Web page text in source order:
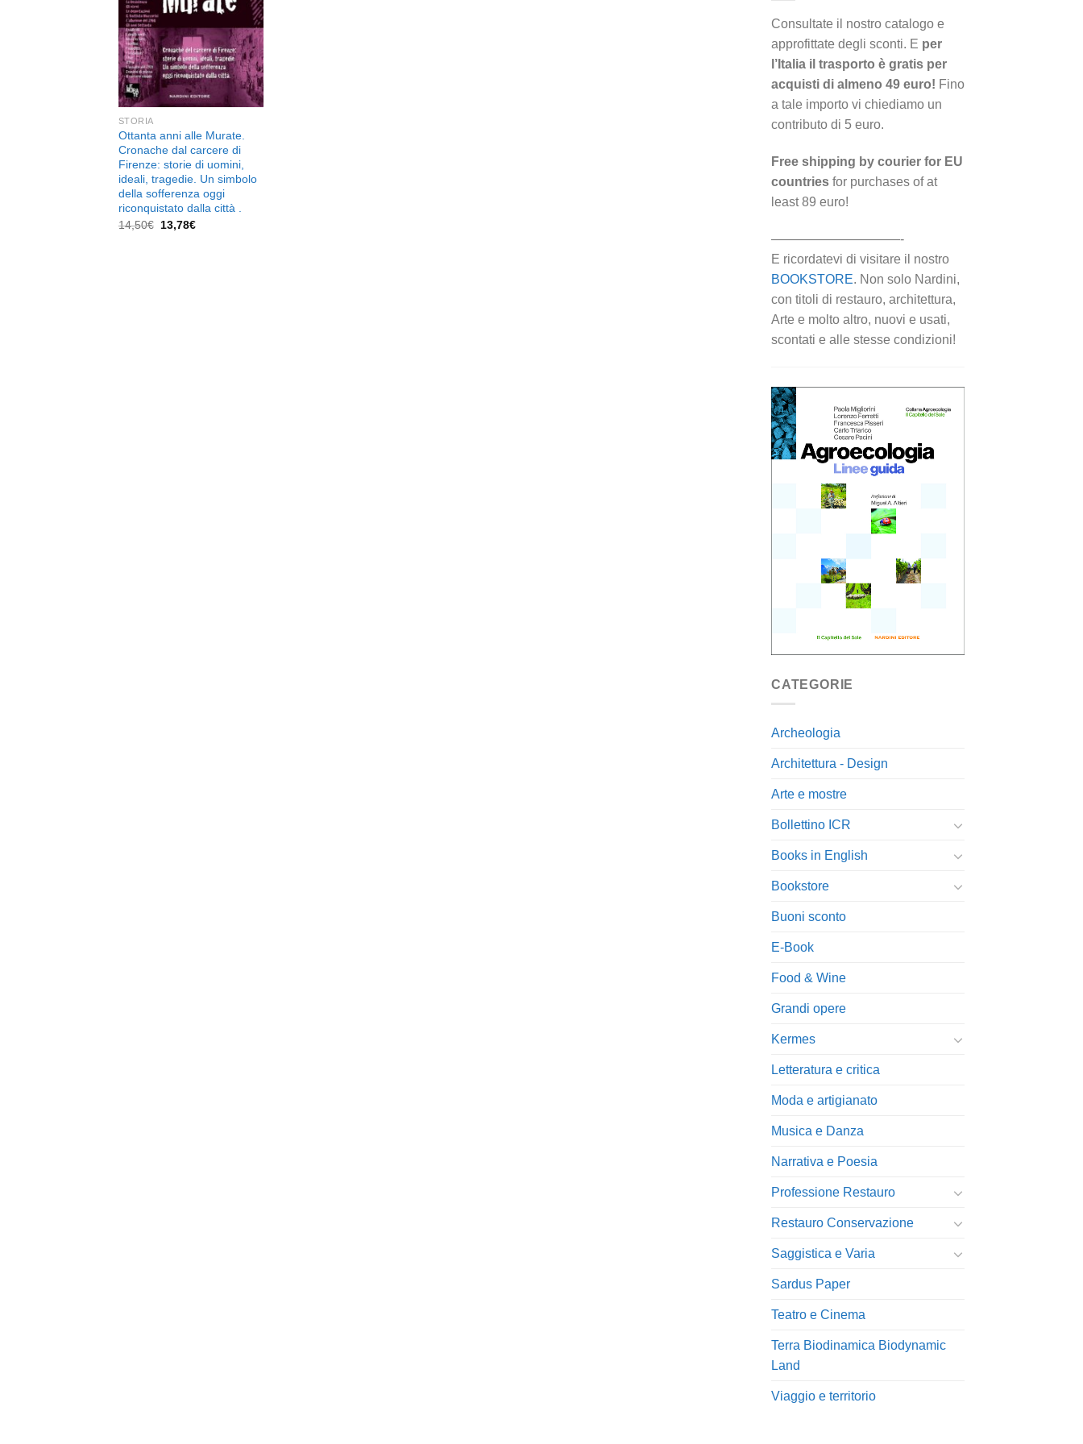
dei
desideri
STORIA
Ottanta anni alle Murate.
Cronache dal carcere di
Firenze: storie di uomini,
ideali, tragedie. Un simbolo
della sofferenza oggi
riconquistato dalla città .
14,50€ Il
13,78€Il
Consultate il nostro catalogo e
approfittate degli sconti. E per
l’Italia il trasporto è gratis per
acquisti di almeno 49 euro! Fino
a tale importo vi chiediamo un
contributo di 5 euro.
Free shipping by courier for EU
countries for purchases of at
least 89 euro!
——————————-
E ricordatevi di visitare il nostro
BOOKSTORE. Non solo Nardini,
con titoli di restauro, architettura,
Arte e molto altro, nuovi e usati,
scontati e alle stesse condizioni!
CATEGORIE
Archeologia
Architettura - Design
Arte e mostre
Bollettino ICR
Books in English
Bookstore
Buoni sconto
E-Book
Food & Wine
Grandi opere
Kermes
Letteratura e critica
Moda e artigianato
Musica e Danza
Narrativa e Poesia
Professione Restauro
Restauro Conservazione
Saggistica e Varia
Sardus Paper
Teatro e Cinema
Terra Biodinamica Biodynamic
Land
Viaggio e territorio